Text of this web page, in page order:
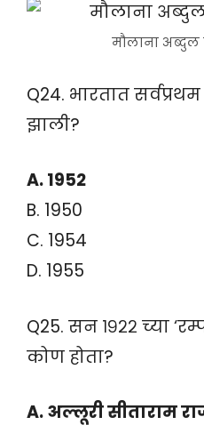
मौलाना
Q24. भारतात
झाली?
A. 1952
B. 1950
C. 1954
D. 1955
Q25. सन १९२२ च्या
कोण होता?
A. अल्लूरी सीताराम